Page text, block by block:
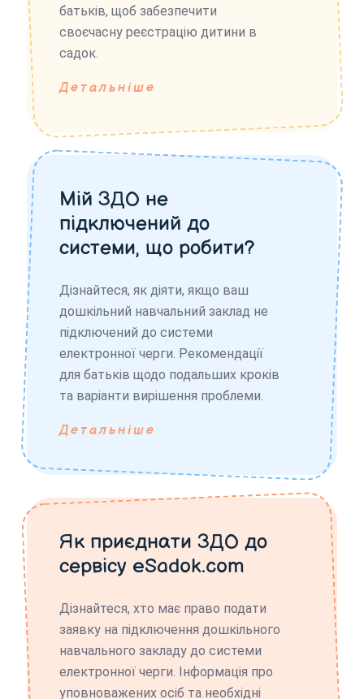
батьків, щоб забезпечити
своєчасну реєстрацію дитини в
садок.
Детальніше
Мій ЗДО не
підключений до
системи, що робити?
Дізнайтеся, як діяти, якщо ваш
дошкільний навчальний заклад не
підключений до системи
електронної черги. Рекомендації
для батьків щодо подальших кроків
та варіанти вирішення проблеми.
Детальніше
Як приєднати ЗДО до
сервісу eSadok.com
Дізнайтеся, хто має право подати
заявку на підключення дошкільного
навчального закладу до системи
електронної черги. Інформація про
уповноважених осіб та необхідні